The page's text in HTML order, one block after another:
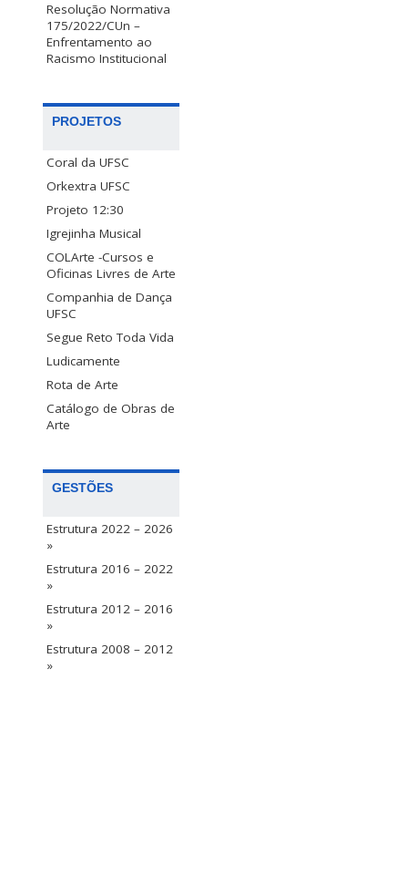
Resolução Normativa
175/2022/CUn –
Enfrentamento ao
Racismo Institucional
PROJETOS
Coral da UFSC
Orkextra UFSC
Projeto 12:30
Igrejinha Musical
COLArte -Cursos e
Oficinas Livres de Arte
Companhia de Dança
UFSC
Segue Reto Toda Vida
Ludicamente
Rota de Arte
Catálogo de Obras de
Arte
GESTÕES
Estrutura 2022 – 2026
»
Estrutura 2016 – 2022
»
Estrutura 2012 – 2016
»
Estrutura 2008 – 2012
»